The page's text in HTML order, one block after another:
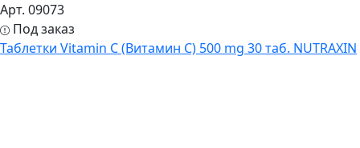
Арт. 09073
Под заказ
Таблетки Vitamin C (Витамин С) 500 mg 30 таб. NUTRAXIN